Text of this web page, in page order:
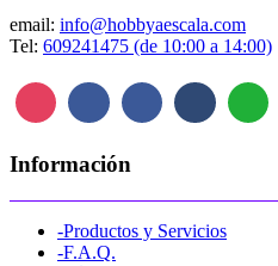
email: info@hobbyaescala.com
Tel: 609241475 (de 10:00 a 14:00)
Información
-Productos y Servicios
-F.A.Q.